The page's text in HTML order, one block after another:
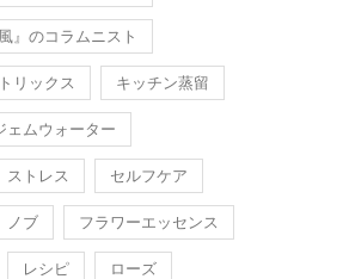
』のコラムニスト
リックス キッチン蒸留
ェムウォーター
ストレス セルフケア
ノブ フラワーエッセンス
レシピ ローズ